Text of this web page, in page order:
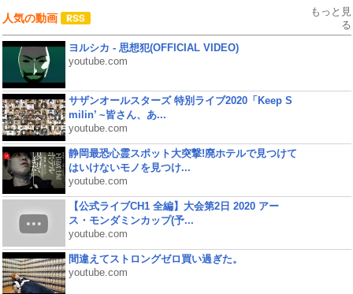
人気の動画
もっと見
る
ヨルシカ - 思想犯(OFFICIAL VIDEO)
youtube.com
サザンオールスターズ 特別ライブ2020「Keep S
milin’ ~皆さん、あ...
youtube.com
静岡最恐心霊スポット大突撃!廃ホテルで見つけて
はいけないモノを見つけ...
youtube.com
【公式ライブCH1 全編】大会第2日 2020 アー
ス・モンダミンカップ(予...
youtube.com
間違えてストロングゼロ買い過ぎた。
youtube.com